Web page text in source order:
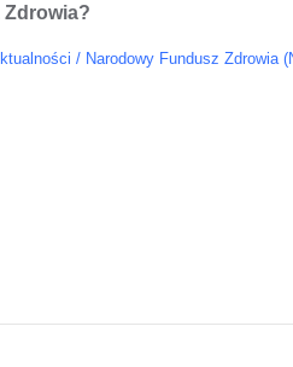
Zdrowia?
/ Narodowy Fundusz Zdrowia